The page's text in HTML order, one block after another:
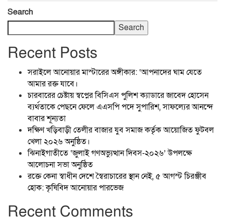
Search
Search
Recent Posts
সরাইলে আনোয়ার মাস্টারের অঙ্গীকার: ‘আপনাদের ঘাম যেতে
আমার রক্ত যাবে।
চারবারের চেষ্টায় স্বপ্নের বিসিএস পুলিশ ক্যাডারে জাবেদ হোসেন
ব্যর্থতাকে পেছনে ফেলে এএসপি পদে সুপারিশ, সাফল্যের আনন্দে
বাবার শূন্যতা
দক্ষিণ খড়িবাড়ী তেলীর বাজার যুব সমাজ কর্তৃক আয়োজিত ফুটবল
খেলা ২০২৬ অনুষ্ঠিত।
ঝিনাইগাতীতে ‘জুলাই গণঅভ্যুত্থান দিবস-২০২৬’ উপলক্ষে
আলোচনা সভা অনুষ্ঠিত
রক্তে কেনা স্বাধীন দেশে স্বৈরাচারের স্থান নেই, ৫ আগস্ট চিরঞ্জীব
হোক: কৃষিবিদ আনোয়ার পারভেজ
Recent Comments